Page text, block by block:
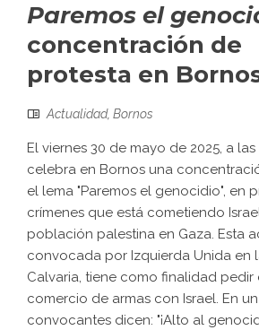
Paremos el
concentración de
protesta en
Actualidad, Bornos
El viernes 30 de mayo de 2025, a las
celebra en Bornos una
el lema "Paremos el genocidio", en
crímenes que está cometiendo
población palestina en Gaza. Esta
convocada por Izquierda Unida en
Calvaria, tiene como finalidad pedir
comercio de armas con Israel. En
convocantes dicen: "¡Alto al